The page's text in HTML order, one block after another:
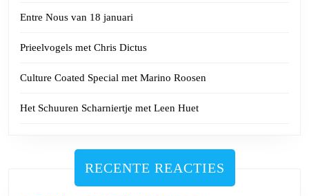
Entre Nous van 18 januari
Prieelvogels met Chris Dictus
Culture Coated Special met Marino Roosen
Het Schuuren Scharniertje met Leen Huet
RECENTE REACTIES